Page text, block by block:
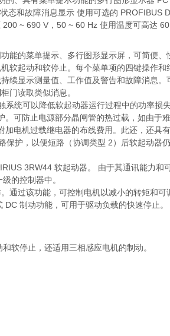
态和故障消息显示 使用可选的 PROFIBUS
~ 690 V，50 ~ 60 Hz 使用温度可高达
能的菜单提示、多行图形显示屏，可简便
软起动和软停止。每个菜单项的四键操作
续显示测量值、工作值及警告和故障消息
门读取类似消息。
系统可以降低软起动器运行过程中的功率损
可防止电源部分晶闸管的热过载，如由于
电机过载继电器的布线费用。此还，还具
保护，以便短路（协调类型 2）后软起动器
3RW44 软起动器。 由于其通讯能力和
的控制器中。
通过该功能，可控制电机以减小的转矩和可
制动功能，可用于驱动负载的快速停止。
软停止，还适用三相感应电机的制动。